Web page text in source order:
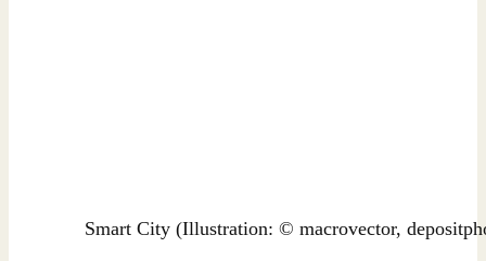
Smart City (Illustration: © macrovector,